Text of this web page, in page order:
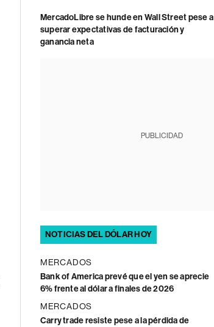
MercadoLibre se hunde en Wall Street pese a
superar expectativas de facturación y
ganancia neta
PUBLICIDAD
NOTICIAS DEL DÓLAR HOY
MERCADOS
Bank of America prevé que el yen se aprecie
6% frente al dólar a finales de 2026
MERCADOS
Carry trade resiste pese a la pérdida de